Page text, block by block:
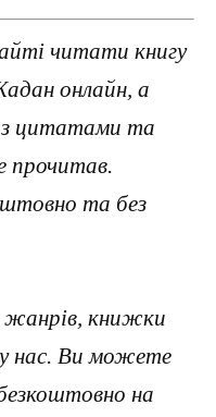
читати книгу
онлайн, а
з цитатами та
прочитав.
та без
жанрів, книжки
нас. Ви можете
на